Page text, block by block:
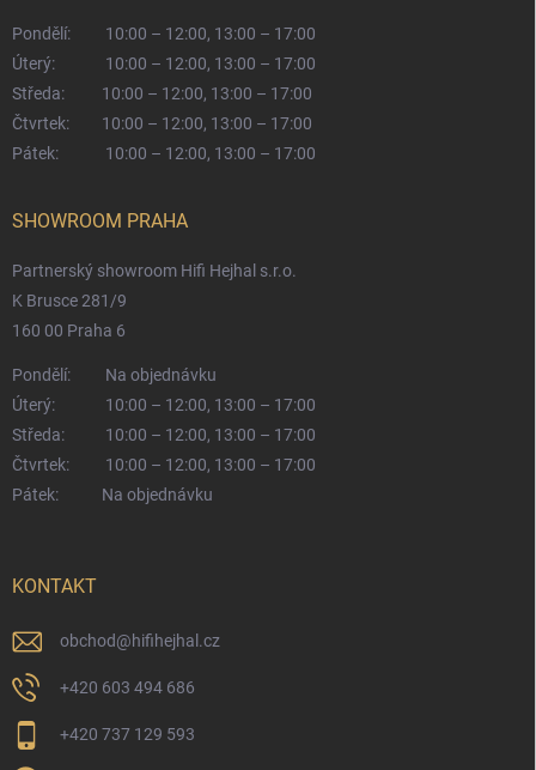
Pondělí:
10:00 – 12:00, 13:00 – 17:00
Úterý:
10:00 – 12:00, 13:00 – 17:00
Středa:
10:00 – 12:00, 13:00 – 17:00
Čtvrtek:
10:00 – 12:00, 13:00 – 17:00
Pátek:
10:00 – 12:00, 13:00 – 17:00
SHOWROOM PRAHA
Partnerský showroom Hifi Hejhal s.r.o.
K Brusce 281/9
160 00 Praha 6
Pondělí:
Na objednávku
Úterý:
10:00 – 12:00, 13:00 – 17:00
Středa:
10:00 – 12:00, 13:00 – 17:00
Čtvrtek:
10:00 – 12:00, 13:00 – 17:00
Pátek:
Na objednávku
KONTAKT
obchod@hifihejhal.cz
+420 603 494 686
+420 737 129 593